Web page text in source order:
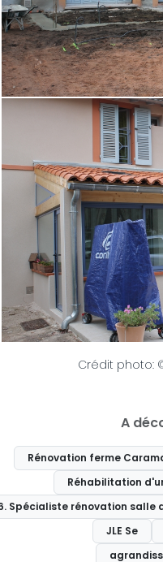
Crédit photo:
A
Rénovation ferme
Réhabilitation
rénovation
JLE Se